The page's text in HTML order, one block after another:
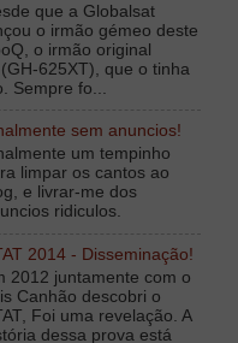
que a Globalsat
o irmão gémeo deste
o irmão original
625XT), que o tinha
Sempre fo...
sem anuncios!
um tempinho
limpar os cantos ao
e livrar-me dos
ridiculos.
2014 - Disseminação!
2012 juntamente com o
Canhão descobri o
Foi uma revelação. A
dessa prova está